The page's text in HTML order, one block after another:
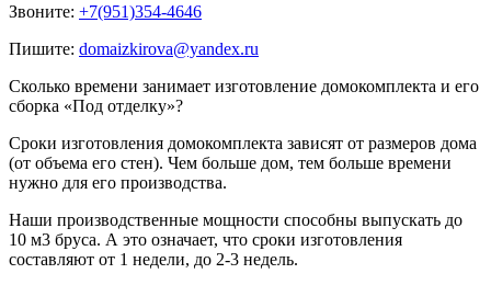
Звоните: +7(951)354-4646
Пишите: domaizkirova@yandex.ru
Сколько времени занимает изготовление домокомплекта и его
сборка «Под отделку»?
Сроки изготовления домокомплекта зависят от размеров дома
(от объема его стен). Чем больше дом, тем больше времени
нужно для его производства.
Наши производственные мощности способны выпускать до
10 м3 бруса. А это означает, что сроки изготовления
составляют от 1 недели, до 2-3 недель.